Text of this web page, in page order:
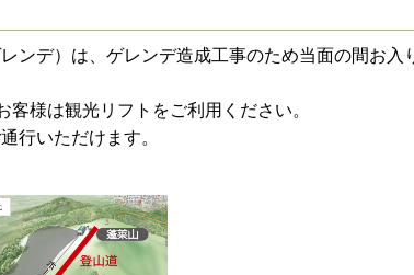
ンデ）は、ゲレンデ造成工事のため当面の間お入
様は観光リフトをご利用ください。
行いただけます。